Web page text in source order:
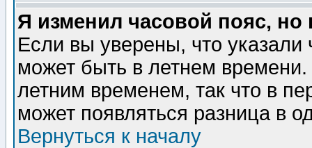
Я изменил часовой пояс,
Если вы уверены, что указали
может быть в летнем
летним временем, так что в
может появляться разница в
Вернуться к началу